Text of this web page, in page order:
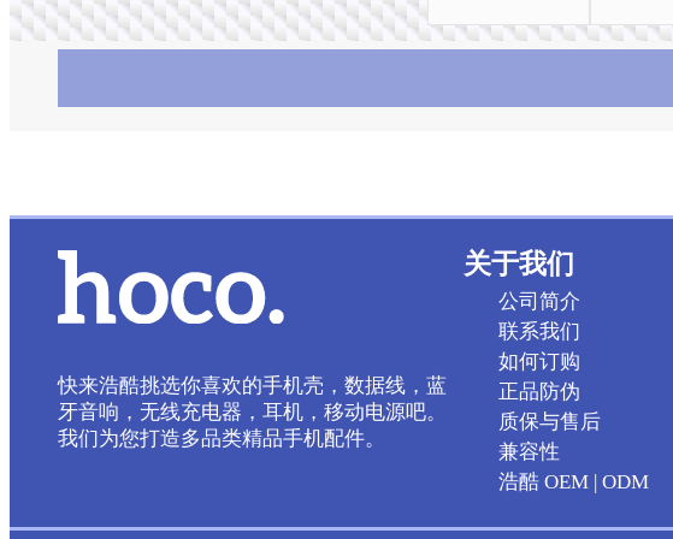
快来浩酷挑选你喜欢的手机壳，数据线，蓝
牙音响，无线充电器，耳机，移动电源吧。
我们为您打造多品类精品手机配件。
关于我们
公司简介
联系我们
如何订购
正品防伪
质保与售后
兼容性
浩酷 OEM | ODM